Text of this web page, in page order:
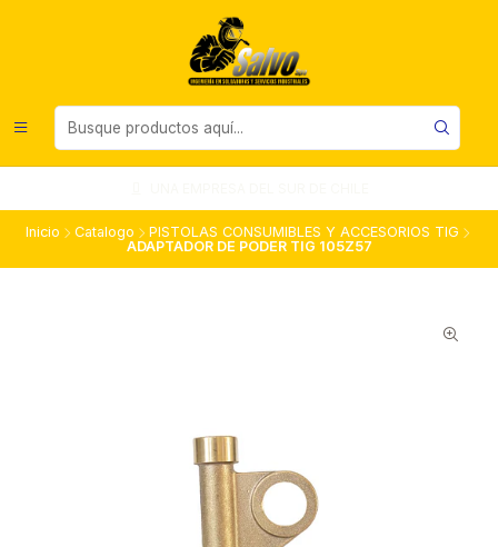
Inicio Catalogo
PISTOLAS CONSUMIBLES Y ACCESORIOS TIG
ADAPTADOR DE PODER TIG 105Z57